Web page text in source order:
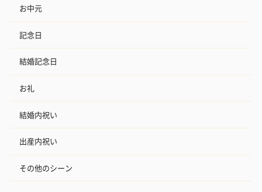
花束ハンドタオル（ピ
ンク）（1,760円）
ルー）（1,760円）
ワイト）（
キャンドル・お香
キャンドル・お香を同梱してお届けいたします。
お中元
記念日
結婚記念日
お礼
結婚内祝い
出産内祝い
その他のシーン